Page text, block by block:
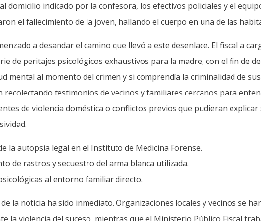
domicilio indicado por la confesora, los efectivos policiales y el
el fallecimiento de la joven, hallando el cuerpo en una de las
a desandar el camino que llevó a este desenlace. El fiscal a
de peritajes psicológicos exhaustivos para la madre, con el fin de
mental al momento del crimen y si comprendía la criminalidad de
recolectando testimonios de vecinos y familiares cercanos para
de violencia doméstica o conflictos previos que pudieran explicar
la autopsia legal en el Instituto de Medicina Forense.
de rastros y secuestro del arma blanca utilizada.
al entorno familiar directo.
la noticia ha sido inmediato. Organizaciones locales y vecinos se
la violencia del suceso, mientras que el Ministerio Público Fiscal